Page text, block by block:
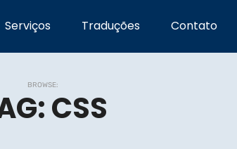
Serviços Traduções Contato
BROWSE:
CSS